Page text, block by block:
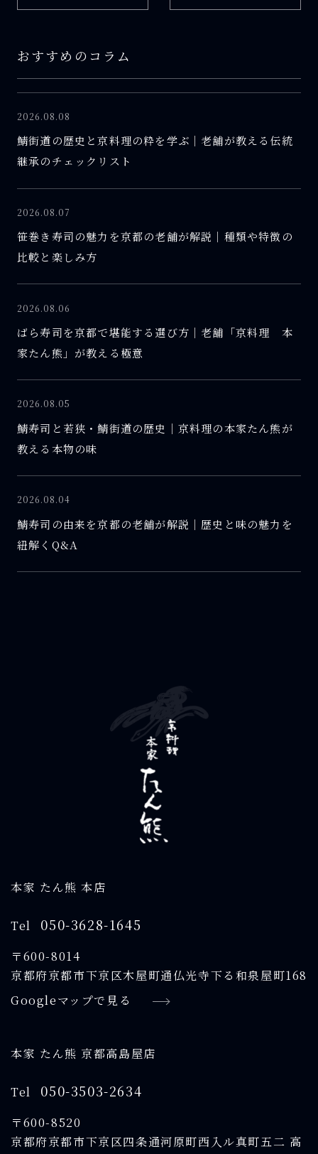
おすすめのコラム
2026.08.08
鯖街道の歴史と京料理の粋を学ぶ｜老舗が教える伝統
継承のチェックリスト
2026.08.07
笹巻き寿司の魅力を京都の老舗が解説｜種類や特徴の
比較と楽しみ方
2026.08.06
ばら寿司を京都で堪能する選び方｜老舗「京料理 本
家たん熊」が教える極意
2026.08.05
鯖寿司と若狭・鯖街道の歴史｜京料理の本家たん熊が
教える本物の味
2026.08.04
鯖寿司の由来を京都の老舗が解説｜歴史と味の魅力を
紐解くQ&A
本家 たん熊 本店
Tel 050-3628-1645
〒600-8014
京都府京都市下京区木屋町通仏光寺下る和泉屋町168
Googleマップで見る
本家 たん熊 京都高島屋店
Tel 050-3503-2634
〒600-8520
京都府京都市下京区四条通河原町西入ル真町五二 高